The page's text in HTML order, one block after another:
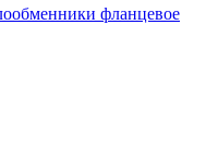
фланцевое